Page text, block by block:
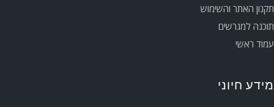
תקנון האתר והשימוש
תוכנה למגרשים
עמוד ראשי
מידע חיוני